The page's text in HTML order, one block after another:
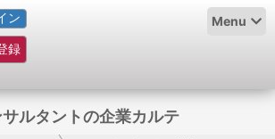
ン
録
Menu
サルタントの企業カルテ